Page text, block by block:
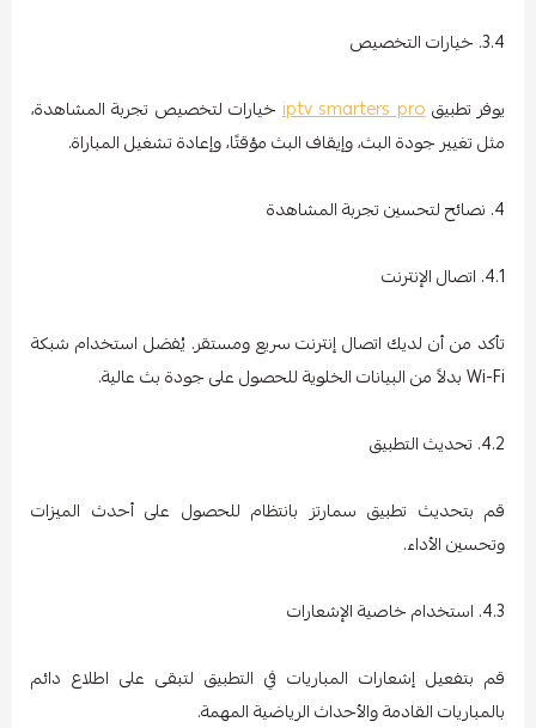
3.4. خيارات التخصيص
يوفر تطبيقiptv smarters pro خيارات لتخصيص تجربة المشاهدة،
مثل تغيير جودة البث، وإيقاف البث مؤقتًا، وإعادة تشغيل المباراة.
4. نصائح لتحسين تجربة المشاهدة
4.1. اتصال الإنترنت
تأكد من أن لديك اتصال إنترنت سريع ومستقر. يُفضل استخدام شبكة
Wi-Fi بدلاً من البيانات الخلوية للحصول على جودة بث عالية.
4.2. تحديث التطبيق
قم بتحديث تطبيق سمارتز بانتظام للحصول على أحدث الميزات
وتحسين الأداء.
4.3. استخدام خاصية الإشعارات
قم بتفعيل إشعارات المباريات في التطبيق لتبقى على اطلاع دائم
بالمباريات القادمة والأحداث الرياضية المهمة.